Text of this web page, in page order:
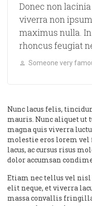
Donec non
viverra non
maximus nulla.
rhoncus feugiat
Someone very
Nunc lacus felis,
mauris. Nunc aliquet ut
magna quis viverra
molestie eros lorem
lacus, ac cursus risus
dolor accumsan
Etiam nec tellus vel
elit neque, et viverra
massa convallis